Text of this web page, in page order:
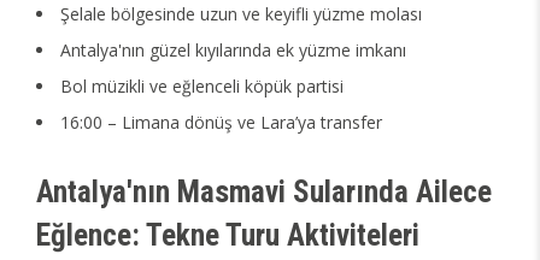
Şelale bölgesinde uzun ve keyifli yüzme molası
Antalya'nın güzel kıyılarında ek yüzme imkanı
Bol müzikli ve eğlenceli köpük partisi
16:00 – Limana dönüş ve Lara’ya transfer
Antalya'nın Masmavi Sularında Ailece
Eğlence: Tekne Turu Aktiviteleri